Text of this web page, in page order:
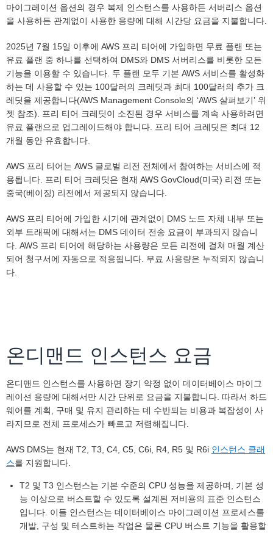
마이그레이션 옵션의 경우 복제 인스턴스를 사용하든 서버리스 옵션
을 사용하든 관계없이 사용한 용량에 대해 시간당 요금을 지불합니다.
2025년 7월 15일 이후에 AWS 프리 티어에 가입하면 무료 플랜 또는
유료 플랜 중 하나를 선택하여 DMS와 DMS 서버리스를 비롯한 모든
기능을 이용할 수 있습니다. 두 플랜 모두 기본 AWS 서비스를 활성화
하는 데 사용할 수 있는 100달러의 크레딧과 최대 100달러의 추가 크
레딧을 제공합니다(AWS Management Console의 ‘AWS 살펴보기’ 위
젯 참조). 프리 티어 크레딧이 소진된 경우 서비스를 계속 사용하려면
유료 플랜으로 업그레이드해야 합니다. 프리 티어 크레딧은 최대 12
개월 동안 유효합니다.
AWS 프리 티어는 AWS 글로벌 리전 전체에서 참여하는 서비스에 적
용됩니다. 프리 티어 크레딧은 현재 AWS GovCloud(미국) 리전 또는
중국(베이징) 리전에서 제공되지 않습니다.
AWS 프리 티어에 가입한 시기에 관계없이 DMS 노드 자체 내부 또는
외부 트래픽에 대해서는 DMS 데이터 전송 요금이 부과되지 않습니
다. AWS 프리 티어에 해당하는 사용량은 모든 리전에 걸쳐 매월 계산
되어 청구서에 자동으로 적용됩니다. 무료 사용량은 누적되지 않습니
다.
온디맨드 인스턴스 요금
온디맨드 인스턴스를 사용하면 장기 약정 없이 데이터베이스 마이그
레이션 용량에 대해서만 시간 단위로 요금을 지불합니다. 따라서 하드
웨어를 계획, 구매 및 유지 관리하는 데 수반되는 비용과 복잡성이 사
라지므로 전체 프로세스가 빠르고 저렴해집니다.
AWS DMS는 현재 T2, T3, C4, C5, C6i, R4, R5 및 R6i 인스턴스 클래
스를 지원합니다.
T2 및 T3 인스턴스는 기본 수준의 CPU 성능을 제공하며, 기본 성
능 이상으로 버스트할 수 있도록 설계된 저비용의 표준 인스턴스
입니다. 이들 인스턴스는 데이터베이스 마이그레이션 프로세스를
개발, 구성 및 테스트하는 작업은 물론 CPU 버스트 기능을 활용할